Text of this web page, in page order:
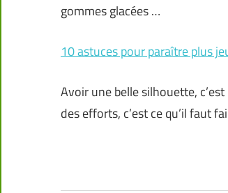
gommes glacées …
10 astuces pour paraître plus
Avoir une belle silhouette,
des efforts, c’est ce qu’il faut